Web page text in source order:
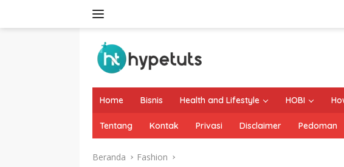
Home Bisnis Health and Lifestyle HOBI
Tentang Kontak Privasi Disclaimer Pedoman
Beranda Fashion